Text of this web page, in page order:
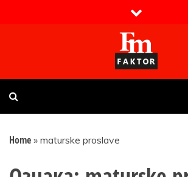
Faktor magazin
Uvijek presudan
Home » maturske proslave